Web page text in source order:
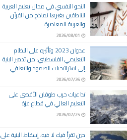
النحو النفسي في مجال تعليم العربية
للناطقين بغيرها نماذج من القرآن
والعربية المعاصرة
2026/08/01
عدوان 2023 وتأثيره على النظام
التعليمي الفلسطيني: من تدمير البنية
إلى استراتيجيات الصمود والتعافي
2026/07/26
تداعيات حرب طوفان الأقصى على
التعليم العالي في قطاع غزة
2026/07/25
حين تقرأ فيك لا فيه، إسقاط البنية على